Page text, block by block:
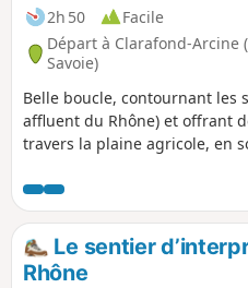
2h 50
Facile
Départ à Clarafond-Arcine
Savoie)
Belle boucle, contournant les
affluent du Rhône) et offrant
travers la plaine agricole, en
Le sentier
Rhône